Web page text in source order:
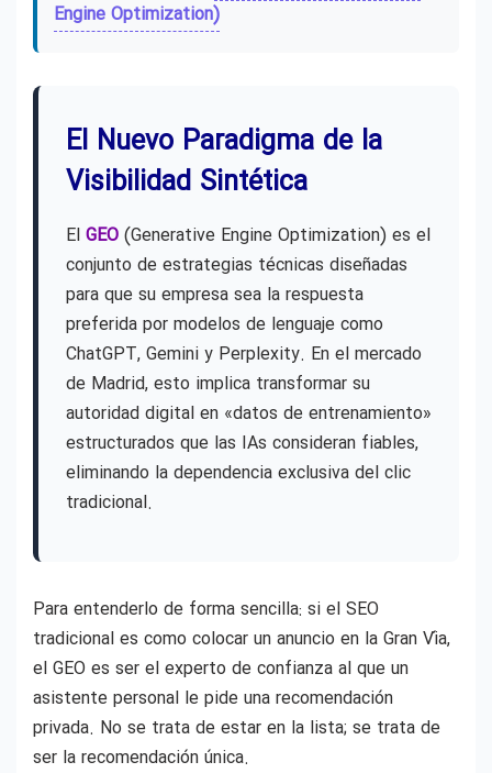
Engine Optimization)
El Nuevo Paradigma de la
Visibilidad Sintética
El GEO (Generative Engine Optimization) es el
conjunto de estrategias técnicas diseñadas
para que su empresa sea la respuesta
preferida por modelos de lenguaje como
ChatGPT, Gemini y Perplexity. En el mercado
de Madrid, esto implica transformar su
autoridad digital en «datos de entrenamiento»
estructurados que las IAs consideran fiables,
eliminando la dependencia exclusiva del clic
tradicional.
Para entenderlo de forma sencilla: si el SEO
tradicional es como colocar un anuncio en la Gran Vía,
el GEO es ser el experto de confianza al que un
asistente personal le pide una recomendación
privada. No se trata de estar en la lista; se trata de
ser la recomendación única.